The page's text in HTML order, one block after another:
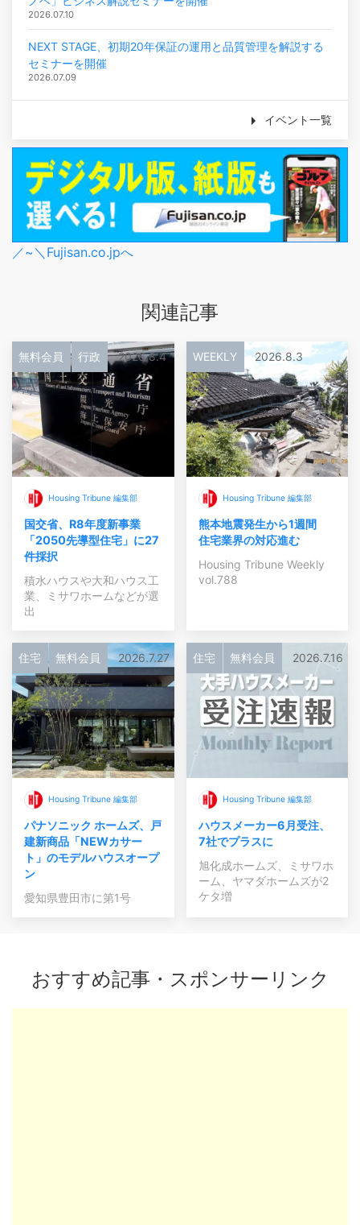
2026.07.10
NEXT STAGE、初期20年保証の運用と品質管理を解説する
セミナーを開催
2026.07.09
イベント一覧
／~＼Fujisan.co.jpへ
関連記事
無料会員 行政 2026.8.4
Housing Tribune 編集部
国交省、R8年度新事業
「2050先導型住宅」に27
件採択
積水ハウスや大和ハウス工
業、ミサワホームなどが選
出
WEEKLY 2026.8.3
Housing Tribune 編集部
熊本地震発生から1週間
住宅業界の対応進む
Housing Tribune Weekly
vol.788
住宅 無料会員 2026.7.27
Housing Tribune 編集部
パナソニック ホームズ、戸
建新商品「NEWカサー
ト」のモデルハウスオープ
ン
愛知県豊田市に第1号
住宅 無料会員 2026.7.16
Housing Tribune 編集部
ハウスメーカー6月受注、
7社でプラスに
旭化成ホームズ、ミサワホ
ーム、ヤマダホームズが2
ケタ増
おすすめ記事・スポンサーリンク